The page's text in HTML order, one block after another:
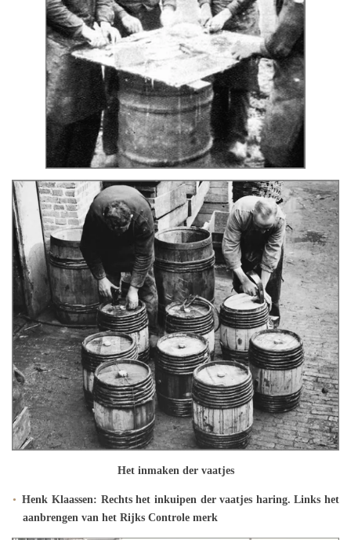
Het inmaken der vaatjes
Henk Klaassen: Rechts het inkuipen der vaatjes haring. Links het
aanbrengen van het Rijks Controle merk